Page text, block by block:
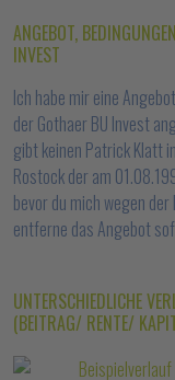
ANGEBOT,
INVEST
Ich habe mir eine
der Gothaer BU Invest
gibt keinen Patrick Klatt
Rostock der am
bevor du mich wegen
entferne das Angebot
UNTERSCHIEDLICHE
(BEITRAG/ RENTE/